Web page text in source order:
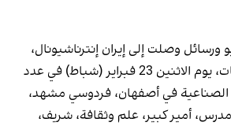
وصلت إلى إيران إنترناشيونال،
فقد اندلعت احتجاجات، يوم الاثنين 23 فبراير (شباط) في عدد
في أصفهان، فردوسي مشهد،
أمير كبير، علم وثقافة، شريف،